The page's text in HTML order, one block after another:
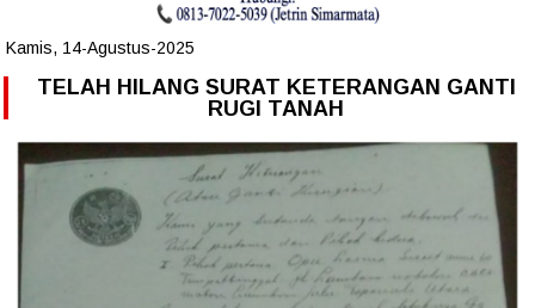
Kamis, 14-Agustus-2025
TELAH HILANG SURAT KETERANGAN GANTI
RUGI TANAH